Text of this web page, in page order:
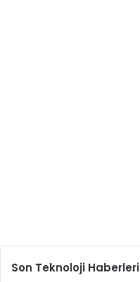
Son Teknoloji Haberleri